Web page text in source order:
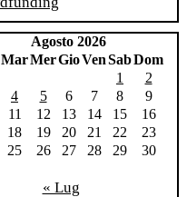
Agosto 2026
MarMerGioVenSabDom
1
2
4 5 6 7 8
9
11 12 13 14 15
16
18 19 20 21 22
23
25 26 27 28 29
30
« Lug